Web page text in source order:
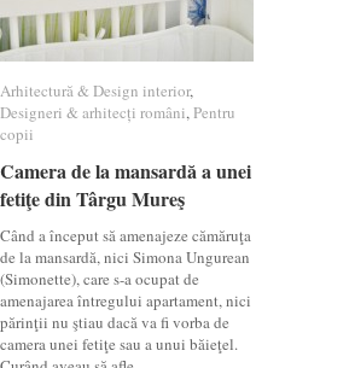
Arhitectură & Design interior,
Designeri & arhitecți români,Pentru
copii
Camera de la mansardă a unei
fetiţe din Târgu Mureş
Când a început să amenajeze cămăruţa
de la mansardă, nici Simona Ungurean
(Simonette), care s-a ocupat de
amenajarea întregului apartament, nici
părinţii nu ştiau dacă va fi vorba de
camera unei fetiţe sau a unui băieţel.
Arhitectură & Design interior
Designeri & arhitecți români Pentru
copii
Camera de la mansardă a unei
fetiţe din Târgu Mureş